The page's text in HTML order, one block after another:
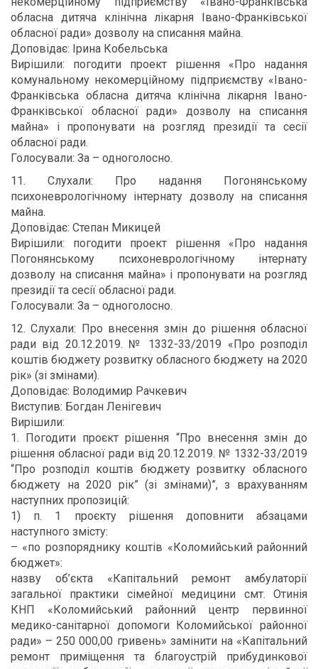
обласна дитяча клінічна лікарня Івано-Франківської
обласної ради» дозволу на списання майна.
Доповідає: Ірина Кобельська
Вирішили: погодити проект рішення «Про надання
комунальному некомерційному підприємству «Івано-
Франківська обласна дитяча клінічна лікарня Івано-
Франківської обласної ради» дозволу на списання
майна» і пропонувати на розгляд президії та сесії
обласної ради.
Голосували: За – одноголосно.
11. Слухали: Про надання Погонянському
психоневрологічному інтернату дозволу на списання
майна.
Доповідає: Степан Микицей
Вирішили: погодити проект рішення «Про надання
Погонянському психоневрологічному інтернату
дозволу на списання майна» і пропонувати на розгляд
президії та сесії обласної ради.
Голосували: За – одноголосно.
12. Слухали: Про внесення змін до рішення обласної
ради від 20.12.2019. № 1332-33/2019 «Про розподіл
коштів бюджету розвитку обласного бюджету на 2020
рік» (зі змінами).
Доповідає: Володимир Рачкевич
Виступив: Богдан Ленігевич
Вирішили:
1. Погодити проєкт рішення “Про внесення змін до
рішення обласної ради від 20.12.2019. № 1332-33/2019
“Про розподіл коштів бюджету розвитку обласного
бюджету на 2020 рік” (зі змінами)”, з врахуванням
наступних пропозицій:
1) п. 1 проєкту рішення доповнити абзацами
наступного змісту:
– «по розпоряднику коштів «Коломийський районний
бюджет»:
назву об’єкта «Капітальний ремонт амбулаторії
загальної практики сімейної медицини смт. Отинія
КНП «Коломийський районний центр первинної
медико-санітарної допомоги Коломийської районної
ради» – 250 000,00 гривень» замінити на «Капітальний
ремонт приміщення та благоустрій прибудинкової